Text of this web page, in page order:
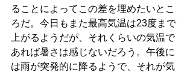
ることによってこの差を埋めたいとこ
ろだ。今日もまた最高気温は23度まで
上がるようだが、それくらいの気温で
あれば暑さは感じないだろう。午後に
は雨が突発的に降るようで、それが気